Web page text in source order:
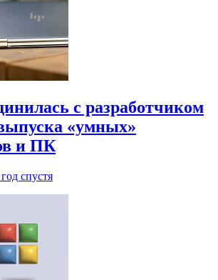
с разработчиком
«умных»
и ПК
спустя